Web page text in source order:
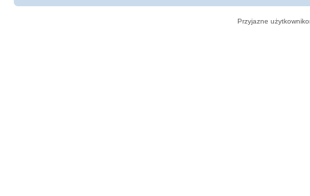
Przyjazne